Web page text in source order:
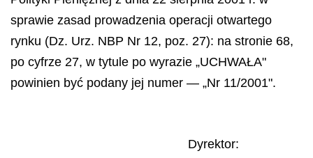
sprawie zasad prowadzenia operacji otwartego
rynku (Dz. Urz. NBP Nr 12, poz. 27): na stronie 68,
po cyfrze 27, w tytule po wyrazie „UCHWAŁA"
powinien być podany jej numer — „Nr 11/2001".
Dyrektor: